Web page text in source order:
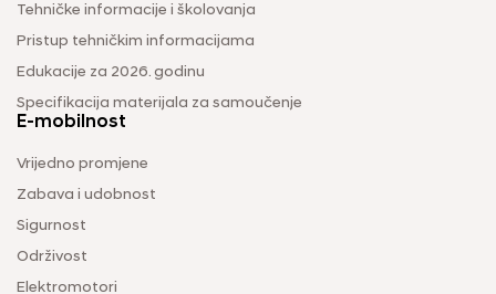
Tehničke informacije i školovanja
Pristup tehničkim informacijama
Edukacije za 2026. godinu
Specifikacija materijala za samoučenje
E-mobilnost
Vrijedno promjene
Zabava i udobnost
Sigurnost
Održivost
Elektromotori